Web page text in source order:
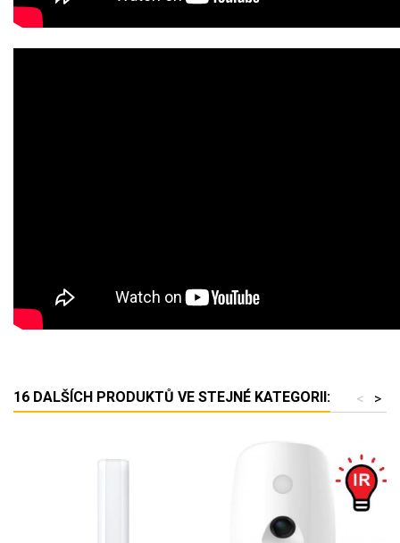
16 DALŠÍCH PRODUKTŮ VE STEJNÉ KATEGORII: >
<